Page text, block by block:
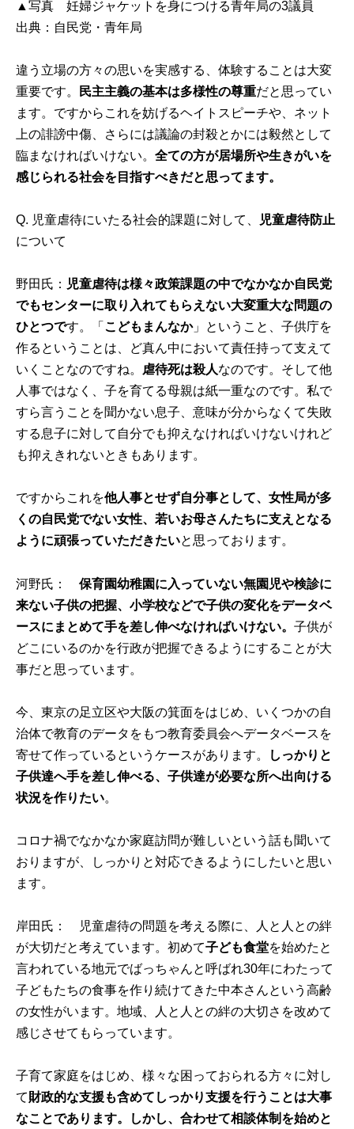
▲写真 妊婦ジャケットを身につける青年局の3議員
出典： 自民党・青年局
違う立場の方々の思いを実感する、体験することは大変
重要です。
民主主義の基本は多様性の尊重だと思ってい
ます。ですからこれを妨げるヘイトスピーチや、ネット
上の誹謗中傷、さらには議論の封殺とかには毅然として
臨まなければいけない。全ての方が居場所や生きがいを
感じられる社会を目指すべきだと思ってます。
Q. 児童虐待にいたる社会的課題に対して、
児童虐待防止
について
野田氏： 児童虐待は様々政策課題の中でなかなか自民党
でもセンターに取り入れてもらえない大変重大な問題の
ひとつです。「 こどもまんなか」ということ、子供庁を
作るということは、ど真ん中において責任持って支えて
いくことなのですね。
虐待死は殺人なのです。そして他
人事ではなく、子を育てる母親は紙一重なのです。私で
すら言うことを聞かない息子、意味が分からなくて失敗
する息子に対して自分でも抑えなければいけないけれど
も抑えきれないときもあります。
ですからこれを他人事とせず自分事として、女性局が多
くの自民党でない女性、若いお母さんたちに支えとなる
ように頑張っていただきたいと思っております。
河野氏：保育園幼稚園に入っていない無園児や検診に
来ない子供の把握、小学校などで子供の変化をデータベ
ースにまとめて手を差し伸べなければいけない。子供が
どこにいるのかを行政が把握できるようにすることが大
事だと思っています。
今、東京の足立区や大阪の箕面をはじめ、いくつかの自
治体で教育のデータをもつ教育委員会へデータベースを
寄せて作っているというケースがあります。
しっかりと
子供達へ手を差し伸べる、子供達が必要な所へ出向ける
状況を作りたい。
コロナ禍でなかなか家庭訪問が難しいという話も聞いて
おりますが、しっかりと対応できるようにしたいと思い
ます。
岸田氏： 児童虐待の問題を考える際に、人と人との絆
が大切だと考えています。初めて子ども食堂を始めたと
言われている地元でばっちゃんと呼ばれ30年にわたって
子どもたちの食事を作り続けてきた中本さんという高齢
の女性がいます。地域、人と人との絆の大切さを改めて
感じさせてもらっています。
子育て家庭をはじめ、様々な困っておられる方々に対し
て財政的な支援も含めてしっかり支援を行うことは大事
なことであります。しかし、合わせて相談体制を始めと